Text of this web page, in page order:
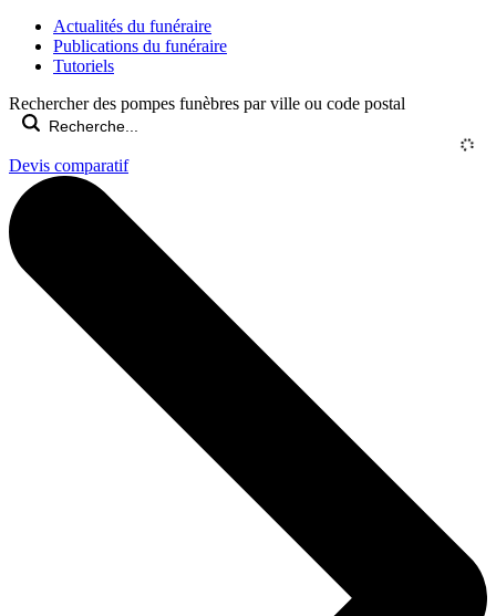
Actualités du funéraire
Publications du funéraire
Tutoriels
Rechercher des pompes funèbres par ville ou code postal
Devis comparatif